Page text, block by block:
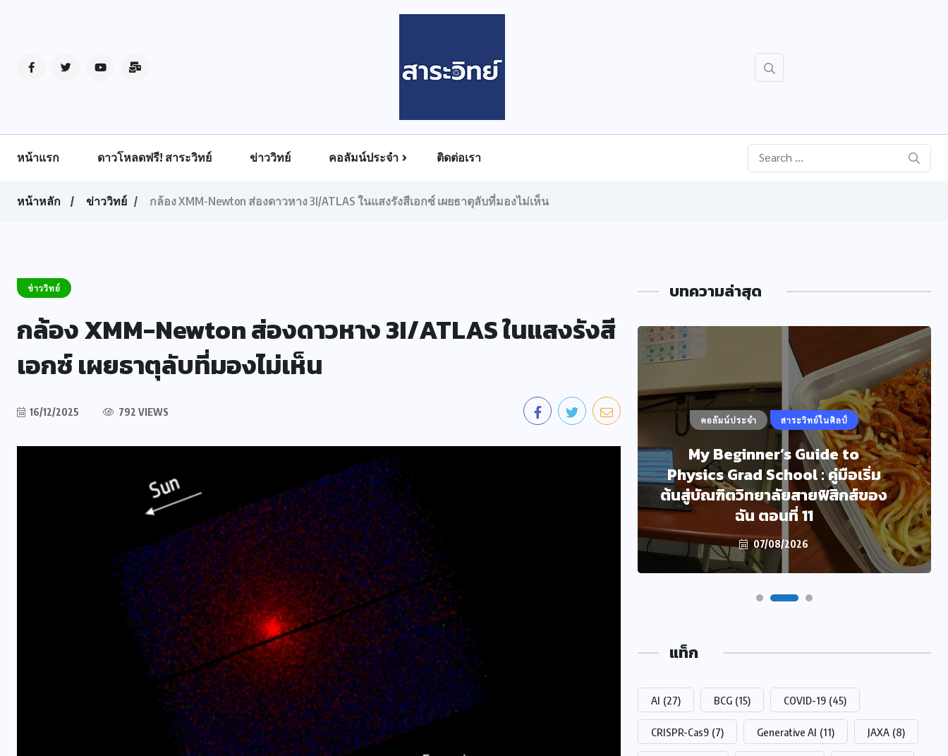
หน้าแรก ดาวโหลดฟรี! สาระวิทย์ ข่าววิทย์ คอลัมน์ประจำ ติดต่อเรา
หน้าหลัก ข่าววิทย์ กล้อง XMM-Newton ส่องดาวหาง 3I/ATLAS ในแสงรังสีเอกซ์ เผยธาตุลับที่มองไม่เห็น
ข่าววิทย์
กล้อง XMM-Newton ส่องดาวหาง 3I/ATLAS ในแสงรังสี
เอกซ์ เผยธาตุลับที่มองไม่เห็น
16/12/2025 792 VIEWS
บทความล่าสุด
คอลัมน์ประจำ
กินดี (ลำไส้) ก็อยู่ดี ตอนที่ 2
07/08/2026
เหตุละเมิดความเป็นส่วนตัวส่วน
ใหญ่ จะเกิดจากการคาดเดาที่สรุป
โดย AI หรือ AI-Generated
คอลัมน์ประจำ สาระวิทย์ในศิลป์
My Beginner’s Guide to
Physics Grad School : คู่มือเริ่ม
ต้นสู่บัณฑิตวิทยาลัยสายฟิสิกส์ของ
ฉัน ตอนที่ 11
07/08/2026
แท็ก
AI (27) BCG (15) COVID-19 (45)
CRISPR-Cas9 (7) Generative AI (11) JAXA (8)